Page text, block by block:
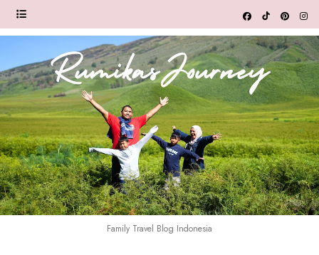
Family Travel Blog Indonesia